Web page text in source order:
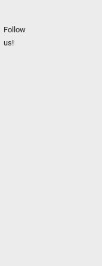
Follow
us!